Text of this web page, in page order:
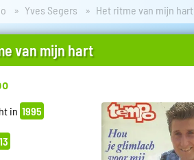
Yves Segers Het ritme van mijn hart
van mijn hart
in 1995